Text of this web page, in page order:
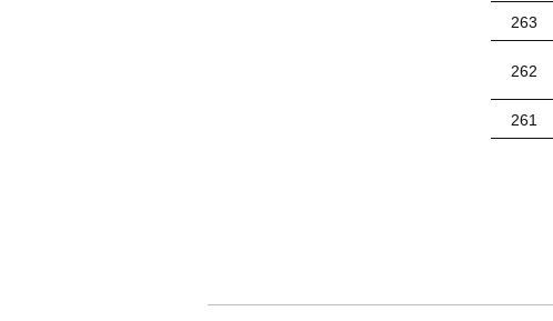
263
262
261